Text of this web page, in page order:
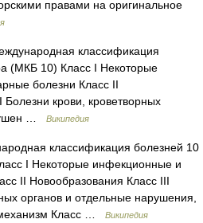
правами на оригинальное
классификация
(МКБ 10) Класс I Некоторые
болезни Класс II
крови, кроветворных
…
Википедия
классификация болезней 10
I Некоторые инфекционные и
II Новообразования Класс III
органов и отдельные нарушения,
Класс …
Википедия